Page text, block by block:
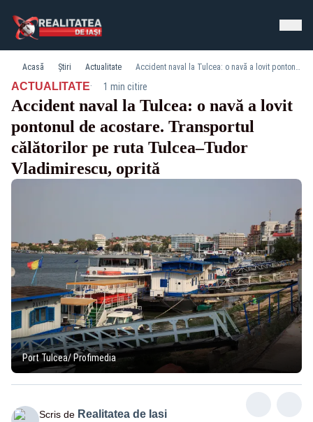
Acasă Știri Actualitate Accident naval la Tulcea: o navă a lovit pontonul de acostare. Transportul călătorilor pe ruta Tulcea–Tudor Vladimirescu, oprită
ACTUALITATE· 1 min citire
Accident naval la Tulcea: o navă a lovit
pontonul de acostare. Transportul
călătorilor pe ruta Tulcea–Tudor
Vladimirescu, oprită
Port Tulcea/ Profimedia
Scris de Realitatea de Iasi